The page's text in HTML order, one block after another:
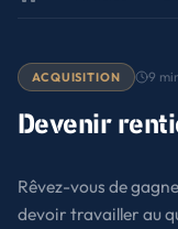
ACQUISITION 9
Devenir
Rêvez-vous de
devoir travailler au